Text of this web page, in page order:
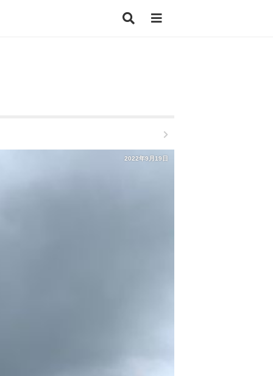
2022年9月19日